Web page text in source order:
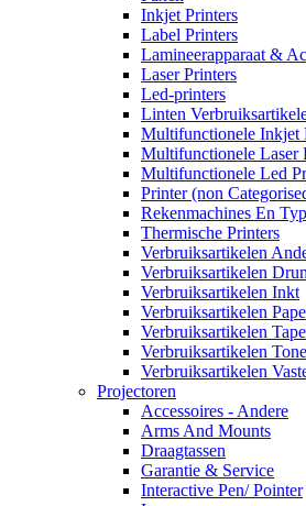
Inkjet Printers
Label Printers
Lamineerapparaat &
Laser Printers
Led-printers
Linten
Multifunctionele Inkjet
Multifunctionele Laser
Multifunctionele Led
Printer (non
Rekenmachines En
Thermische Printers
Verbruiksartikelen
Verbruiksartikelen
Verbruiksartikelen Inkt
Verbruiksartikelen
Verbruiksartikelen
Verbruiksartikelen
Verbruiksartikelen
Projectoren
Accessoires - Andere
Arms And Mounts
Draagtassen
Garantie & Service
Interactive Pen/ Pointer